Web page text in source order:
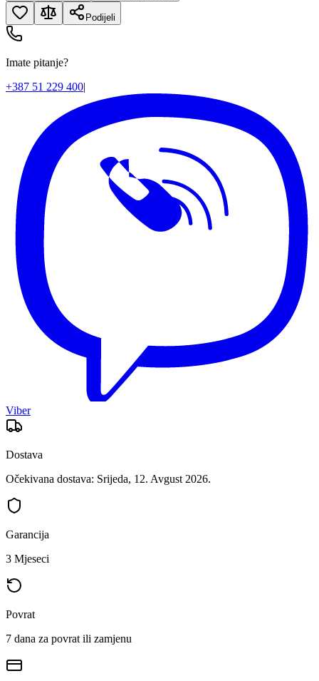
Podijeli
Imate pitanje?
+387 51 229 400|
Viber
Dostava
Očekivana dostava: Srijeda, 12. Avgust 2026.
Garancija
3 Mjeseci
Povrat
7 dana za povrat ili zamjenu